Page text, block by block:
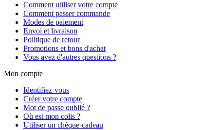
Comment utiliser votre compte
Comment passer commande
Modes de paiement
Envoi et livraison
Politique de retour
Promotions et bons d'achat
Vous avez d'autres questions ?
Mon compte
Identifiez-vous
Créer votre compte
Mot de passe oublié ?
Où est mon colis ?
Utiliser un chèque-cadeau